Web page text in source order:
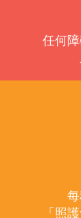
任何
「照